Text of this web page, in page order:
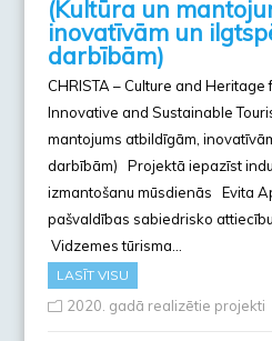
(Kultūra un
inovatīvām un
darbībām)
CHRISTA – Culture and Heritage
Innovative and Sustainable
mantojums atbildīgām,
darbībām) Projektā iepazīst
izmantošanu mūsdienās Evita
pašvaldības sabiedrisko
Vidzemes tūrisma…
LASĪT VISU
2020. gadā realizētie projekti